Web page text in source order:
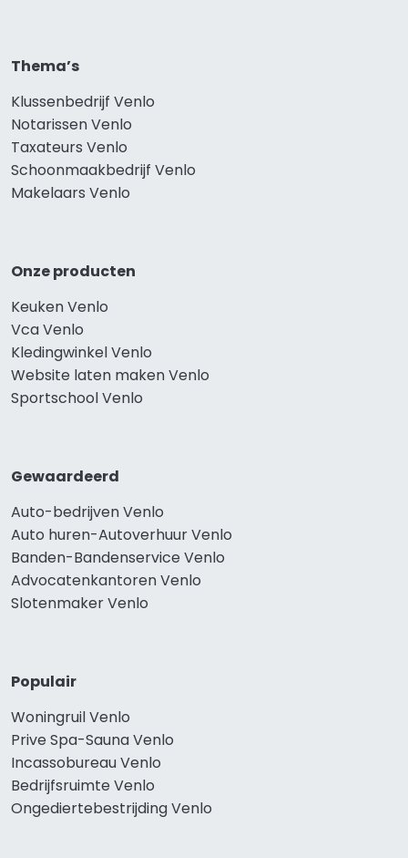
Thema’s
Klussenbedrijf Venlo
Notarissen Venlo
Taxateurs Venlo
Schoonmaakbedrijf Venlo
Makelaars Venlo
Onze producten
Keuken Venlo
Vca Venlo
Kledingwinkel Venlo
Website laten maken Venlo
Sportschool Venlo
Gewaardeerd
Auto-bedrijven Venlo
Auto huren-Autoverhuur Venlo
Banden-Bandenservice Venlo
Advocatenkantoren Venlo
Slotenmaker Venlo
Populair
Woningruil Venlo
Prive Spa-Sauna Venlo
Incassobureau Venlo
Bedrijfsruimte Venlo
Ongediertebestrijding Venlo